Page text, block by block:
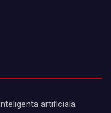
artificiala